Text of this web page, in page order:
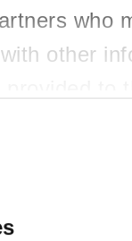
who
other